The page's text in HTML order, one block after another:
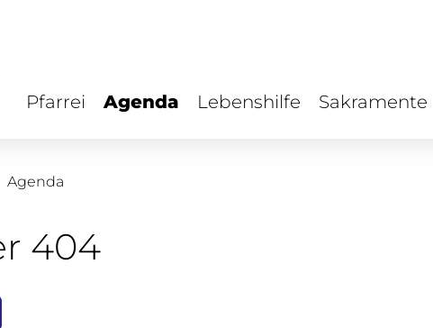
Pfarrei Agenda Lebenshilfe Sakramente
Agenda
404